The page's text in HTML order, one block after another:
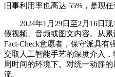
旧事利用率也高达 55%，是现
2024年1月29日至2月16日现
假视频、音频或图文内容。从
Fact-Check意愿者，保守派具
交取人工智能手艺的深度介入
周时间的环境下。对统一动静
流。